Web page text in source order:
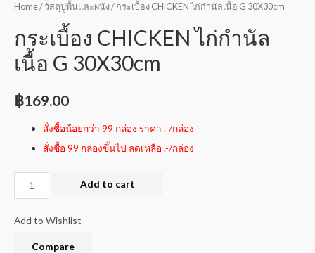
Home/ วัสดุปูพื้นและผนัง/ กระเบื้อง CHICKEN ไก่กำนัลเนื้อ G 30X30cm
กระเบื้อง CHICKEN ไก่กำนัล
เนื้อ G 30X30cm
฿169.00
สั่งซื้อน้อยกว่า 99 กล่อง ราคา .-/กล่อง
สั่งซื้อ 99 กล่องขึ้นไป ลดเหลือ .-/กล่อง
Add to cart
Add to Wishlist
Compare